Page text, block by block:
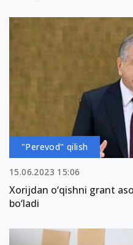
"Perevod" qilish
15.06.2023 15:06
Xorijdan o‘qishni grant
bo‘ladi